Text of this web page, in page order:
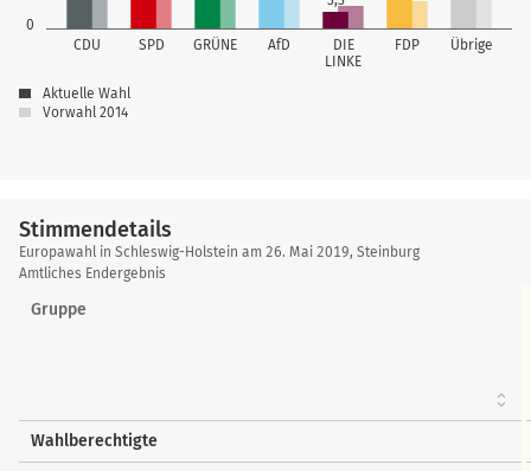
0
CDU SPD GRÜNE AfD
DIE
LINKE
FDP Übrige
Aktuelle Wahl
Vorwahl 2014
Stimmendetails
Stimmendetails
Europawahl in Schleswig-Holstein am 26. Mai 2019, Steinburg
Amtliches Endergebnis
Gruppe
Wahlberechtigte